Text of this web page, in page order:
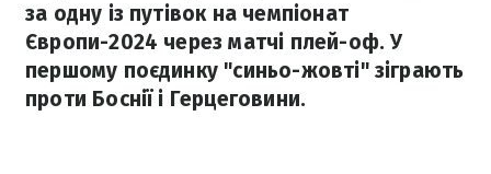
за одну із путівок на чемпіонат
Європи-2024 через матчі плей-оф. У
першому поєдинку "синьо-жовті" зіграють
проти Боснії і Герцеговини.